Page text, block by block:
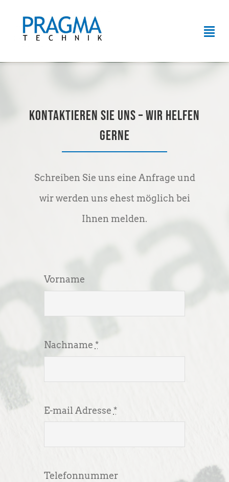
Inhalt
Kontaktieren Sie uns – Wir helfen
gerne
Schreiben Sie uns eine Anfrage und
wir werden uns ehest möglich bei
Ihnen melden.
Vorname
Nachname *
E-mail Adresse *
Telefonnummer